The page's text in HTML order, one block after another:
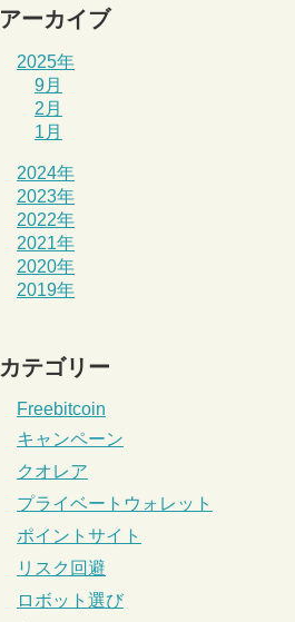
アーカイブ
2025年
9月
2月
1月
2024年
2023年
2022年
2021年
2020年
2019年
カテゴリー
Freebitcoin
キャンペーン
クオレア
プライベートウォレット
ポイントサイト
リスク回避
ロボット選び